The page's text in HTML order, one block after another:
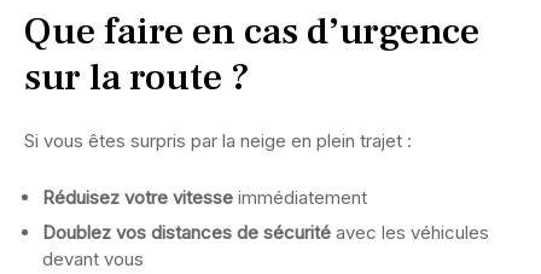
Que faire en cas d’urgence
sur la route ?
Si vous êtes surpris par la neige en plein trajet :
Réduisez votre vitesse immédiatement
Doublez vos distances de sécurité avec les véhicules
devant vous